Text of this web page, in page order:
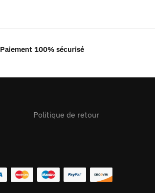
Paiement 100% sécurisé
Politique de retour